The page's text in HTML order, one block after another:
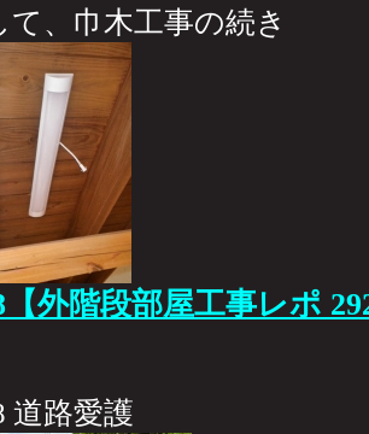
て、巾木工事の続き
【外階段部屋工事レポ
道路愛護